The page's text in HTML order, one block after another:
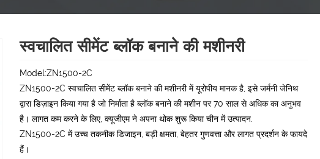
स्वचालित सीमेंट ब्लॉक बनाने की मशीनरी
Model:ZN1500-2C
ZN1500-2C स्वचालित सीमेंट ब्लॉक बनाने की मशीनरी में यूरोपीय मानक है, इसे जर्मनी जेनिथ
द्वारा डिज़ाइन किया गया है जो निर्माता है ब्लॉक बनाने की मशीन पर 70 साल से अधिक का अनुभव
है। लागत कम करने के लिए, क्यूजीएम ने अपना थोक शुरू किया चीन में उत्पादन.
ZN1500-2C में उच्च तकनीक डिजाइन, बड़ी क्षमता, बेहतर गुणवत्ता और लागत प्रदर्शन के फायदे
हैं।